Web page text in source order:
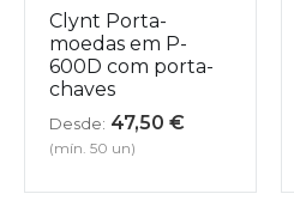
Clynt Porta-
moedas em P-
600D com porta-
chaves
Desde: 47,50 €
(mín. 50 un)